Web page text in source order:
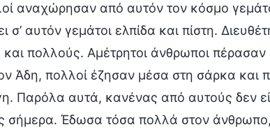
αναχώρησαν από αυτόν τον κόσμο
σ’ αυτόν γεμάτοι ελπίδα και πίστη.
πολλούς. Αμέτρητοι άνθρωποι
Άδη, πολλοί έζησαν μέσα στη σάρκα και
Παρόλα αυτά, κανένας από αυτούς δεν
σήμερα. Έδωσα τόσα πολλά στον